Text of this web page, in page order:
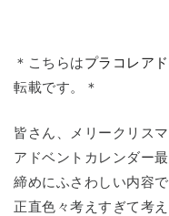
＊こちらはプラコレア
転載です。＊
皆さん、メリークリス
アドベントカレンダー最
締めにふさわしい内容
正直色々考えすぎて考